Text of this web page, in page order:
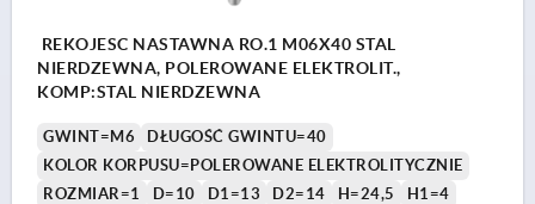
REKOJESC NASTAWNA RO.1 M06X40 STAL
NIERDZEWNA, POLEROWANE ELEKTROLIT.,
KOMP:STAL NIERDZEWNA
GWINT=M6
DŁUGOŚĆ GWINTU=40
KOLOR KORPUSU=POLEROWANE ELEKTROLITYCZNIE
ROZMIAR=1
D=10 D1=13 D2=14 H=24,5
H1=4